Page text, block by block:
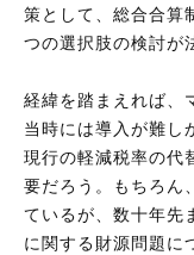
策として、総合合算
つの選択肢の検討が
経緯を踏まえれば、
当時には導入が難し
現行の軽減税率の代
要だろう。もちろん
ているが、数十年先
に関する財源問題に